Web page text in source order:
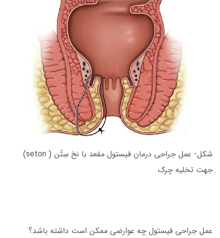
شکل- عمل جراحی درمان فیستول مقعد با نخ سِتُن ( seton)
جهت تخلیه چرک
عمل جراحی فیستول چه عوارضی ممکن است داشته باشد؟